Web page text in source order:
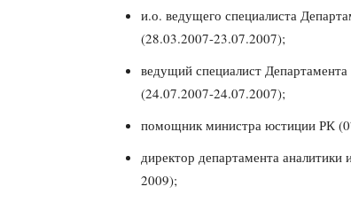
и.о. ведущего специалиста
(28.03.2007-23.07.2007);
ведущий специалист
(24.07.2007-24.07.2007);
помощник министра юстиции РК
директор департамента
2009);